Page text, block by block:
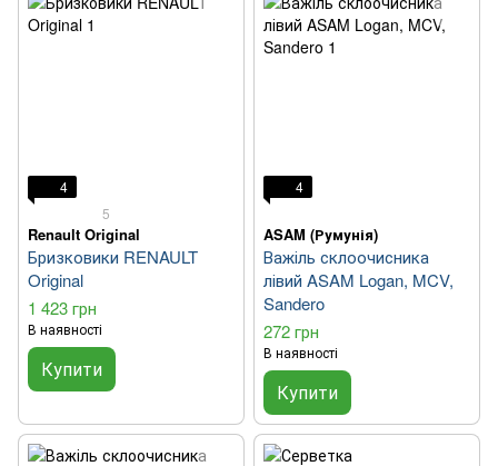
4
5
Renault Original
Бризковики RENAULT
Original
1 423 грн
В наявності
Купити
4
ASAM (Румунія)
Важіль склоочисника
лівий ASAM Logan, MCV,
Sandero
272 грн
В наявності
Купити